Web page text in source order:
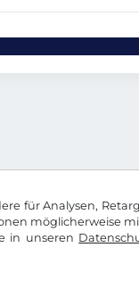
für Analysen,
möglicherweise
in unseren